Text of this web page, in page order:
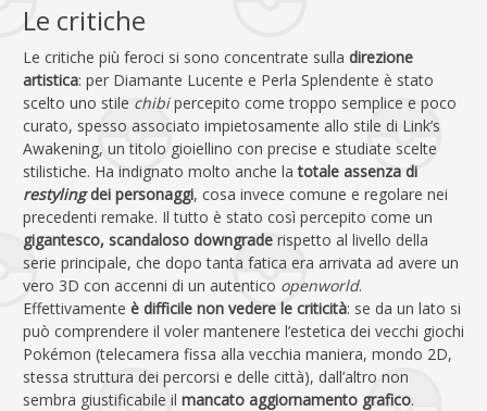
Le critiche
Le critiche più feroci si sono concentrate sulla direzione
artistica: per Diamante Lucente e Perla Splendente è stato
scelto uno stile chibipercepito come troppo semplice e poco
curato, spesso associato impietosamente allo stile di Link’s
Awakening, un titolo gioiellino con precise e studiate scelte
stilistiche. Ha indignato molto anche latotale assenza di
restylingdei personaggi, cosa invece comune e regolare nei
precedenti remake. Il tutto è stato così percepito come un
gigantesco, scandaloso downgrade rispetto al livello della
serie principale, che dopo tanta fatica era arrivata ad avere un
vero 3D con accenni di un autentico openworld.
Effettivamente è difficile non vedere le criticità: se da un lato si
può comprendere il voler mantenere l’estetica dei vecchi giochi
Pokémon (telecamera fissa alla vecchia maniera, mondo 2D,
stessa struttura dei percorsi e delle città), dall’altro non
sembra giustificabile il mancato aggiornamento grafico.